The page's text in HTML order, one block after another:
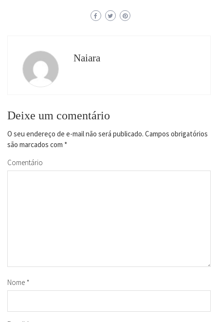
Naiara
Deixe um comentário
O seu endereço de e-mail não será publicado. Campos obrigatórios
são marcados com *
Comentário
Nome *